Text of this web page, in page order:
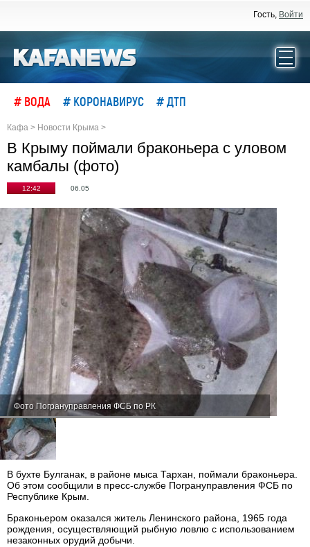
Гость, Войти
# ВОДА # КОРОНАВИРУС # ДТП
Кафа > Новости Крыма >
В Крыму поймали браконьера с уловом
камбалы (фото)
12:42 06.05
Фото Погрануправления ФСБ по РК
В бухте Булганак, в районе мыса Тархан, поймали браконьера.
Об этом сообщили в пресс-службе Погрануправления ФСБ по
Республике Крым.
Браконьером оказался житель Ленинского района, 1965 года
рождения, осуществляющий рыбную ловлю с использованием
незаконных орудий добычи.